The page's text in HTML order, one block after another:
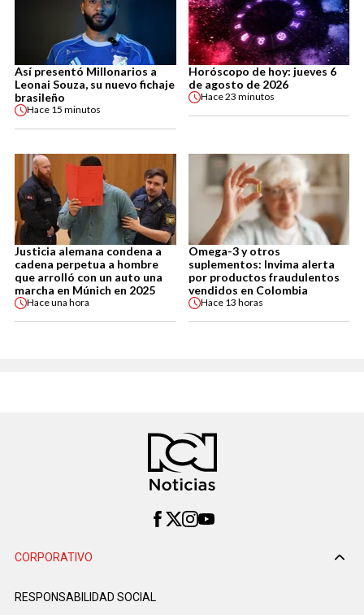
Así presentó Millonarios a
Leonai Souza, su nuevo fichaje
brasileño
Hace 15 minutos
Horóscopo de hoy: jueves 6
de agosto de 2026
Hace23 minutos
Justicia alemana condena a
cadena perpetua a hombre
que arrolló con un auto una
marcha en Múnich en 2025
Haceuna hora
Omega-3 y otros
suplementos: Invima alerta
por productos fraudulentos
vendidos en Colombia
Hace 13 horas
CORPORATIVO
RESPONSABILIDAD SOCIAL